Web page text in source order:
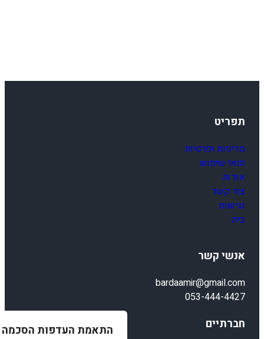
התאמת העדפות הסכמה
תפריט
מדיניות ופרטיות
תנאי שימוש
אודות
צור קשר
נגישות
בית
אנשי קשר
bardaamir@gmail.com
053-444-4427
חברתיים